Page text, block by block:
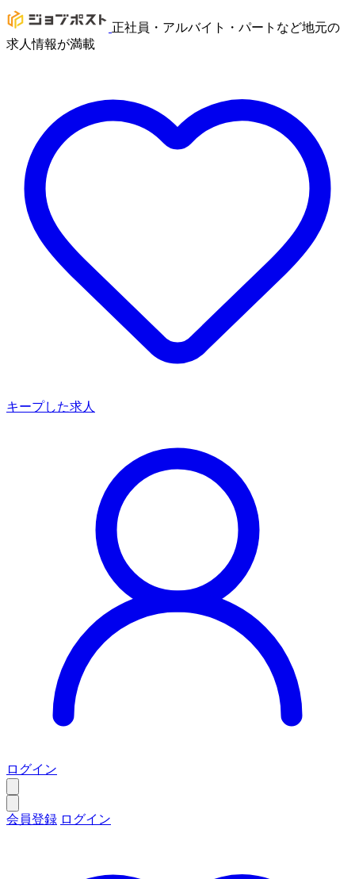
正社員・アルバイト・パートなど地元の
求人情報が満載
キープした求人
ログイン
会員登録 ログイン